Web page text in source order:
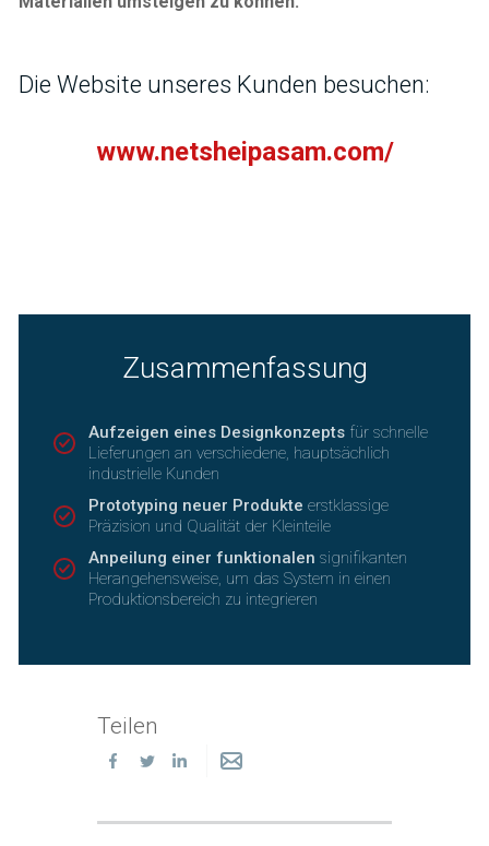
Die Website unseres Kunden besuchen:
www.netsheipasam.com/
Zusammenfassung
Aufzeigen eines Designkonzepts für schnelle
Lieferungen an verschiedene, hauptsächlich
industrielle Kunden
Prototyping neuer Produkte erstklassige
Präzision und Qualität der Kleinteile
Anpeilung einer funktionalen signifikanten
Herangehensweise, um das System in einen
Produktionsbereich zu integrieren
Teilen